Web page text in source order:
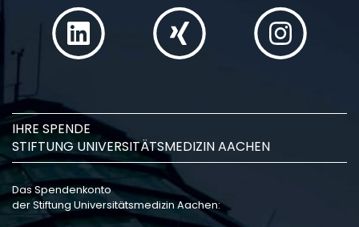
IHRE SPENDE
STIFTUNG UNIVERSITÄTSMEDIZIN AACHEN
Das Spendenkonto
der Stiftung Universitätsmedizin Aachen: